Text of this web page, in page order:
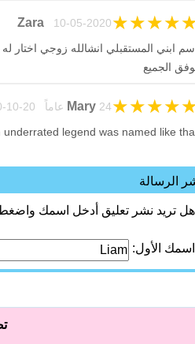
Zara10-05-2020 ★
★
★
★
ابني المستقبلي انشالله زوجي اختار له
الجميع
Mary24 عاماً 20-10-2020 ★
★
★
★
legend was named like
الرسالة
هل تريد نشر تعليق أدخل اسمك واضغط
اسمك الأول: